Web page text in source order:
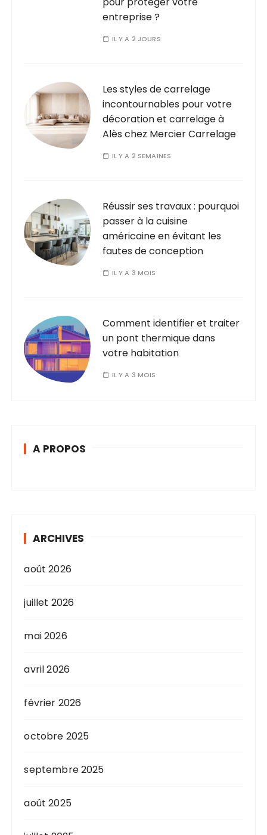
entreprise ?
IL Y A 2 JOURS
Les styles de carrelage
incontournables pour votre
décoration et carrelage à
Alès chez Mercier Carrelage
IL Y A 2 SEMAINES
Réussir ses travaux : pourquoi
passer à la cuisine
américaine en évitant les
fautes de conception
IL Y A 3 MOIS
Comment identifier et traiter
un pont thermique dans
votre habitation
IL Y A 3 MOIS
A PROPOS
ARCHIVES
août 2026
juillet 2026
mai 2026
avril 2026
février 2026
octobre 2025
septembre 2025
août 2025